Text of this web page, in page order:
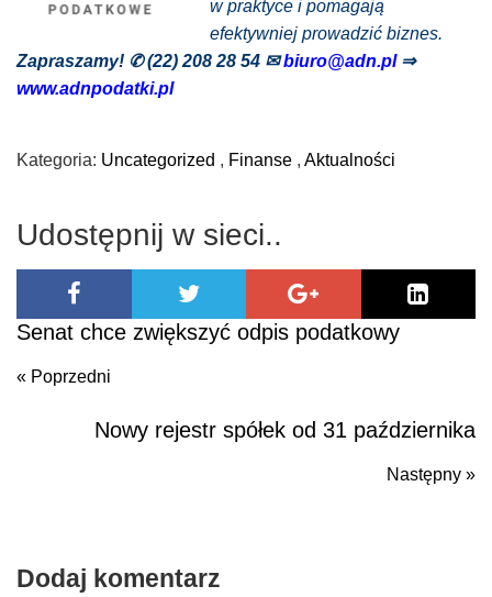
w praktyce i pomagają
efektywniej prowadzić biznes.
Zapraszamy! ✆ (22) 208 28 54 ✉biuro@adn.pl ⇒
www.adnpodatki.pl
Kategoria: Uncategorized , Finanse , Aktualności
Udostępnij w sieci..
Senat chce zwiększyć odpis podatkowy
« Poprzedni
Nowy rejestr spółek od 31 października
Następny »
Dodaj komentarz